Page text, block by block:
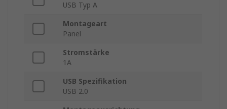
USB Typ A
Montageart
Panel
Stromstärke
1A
USB Spezifikation
USB 2.0